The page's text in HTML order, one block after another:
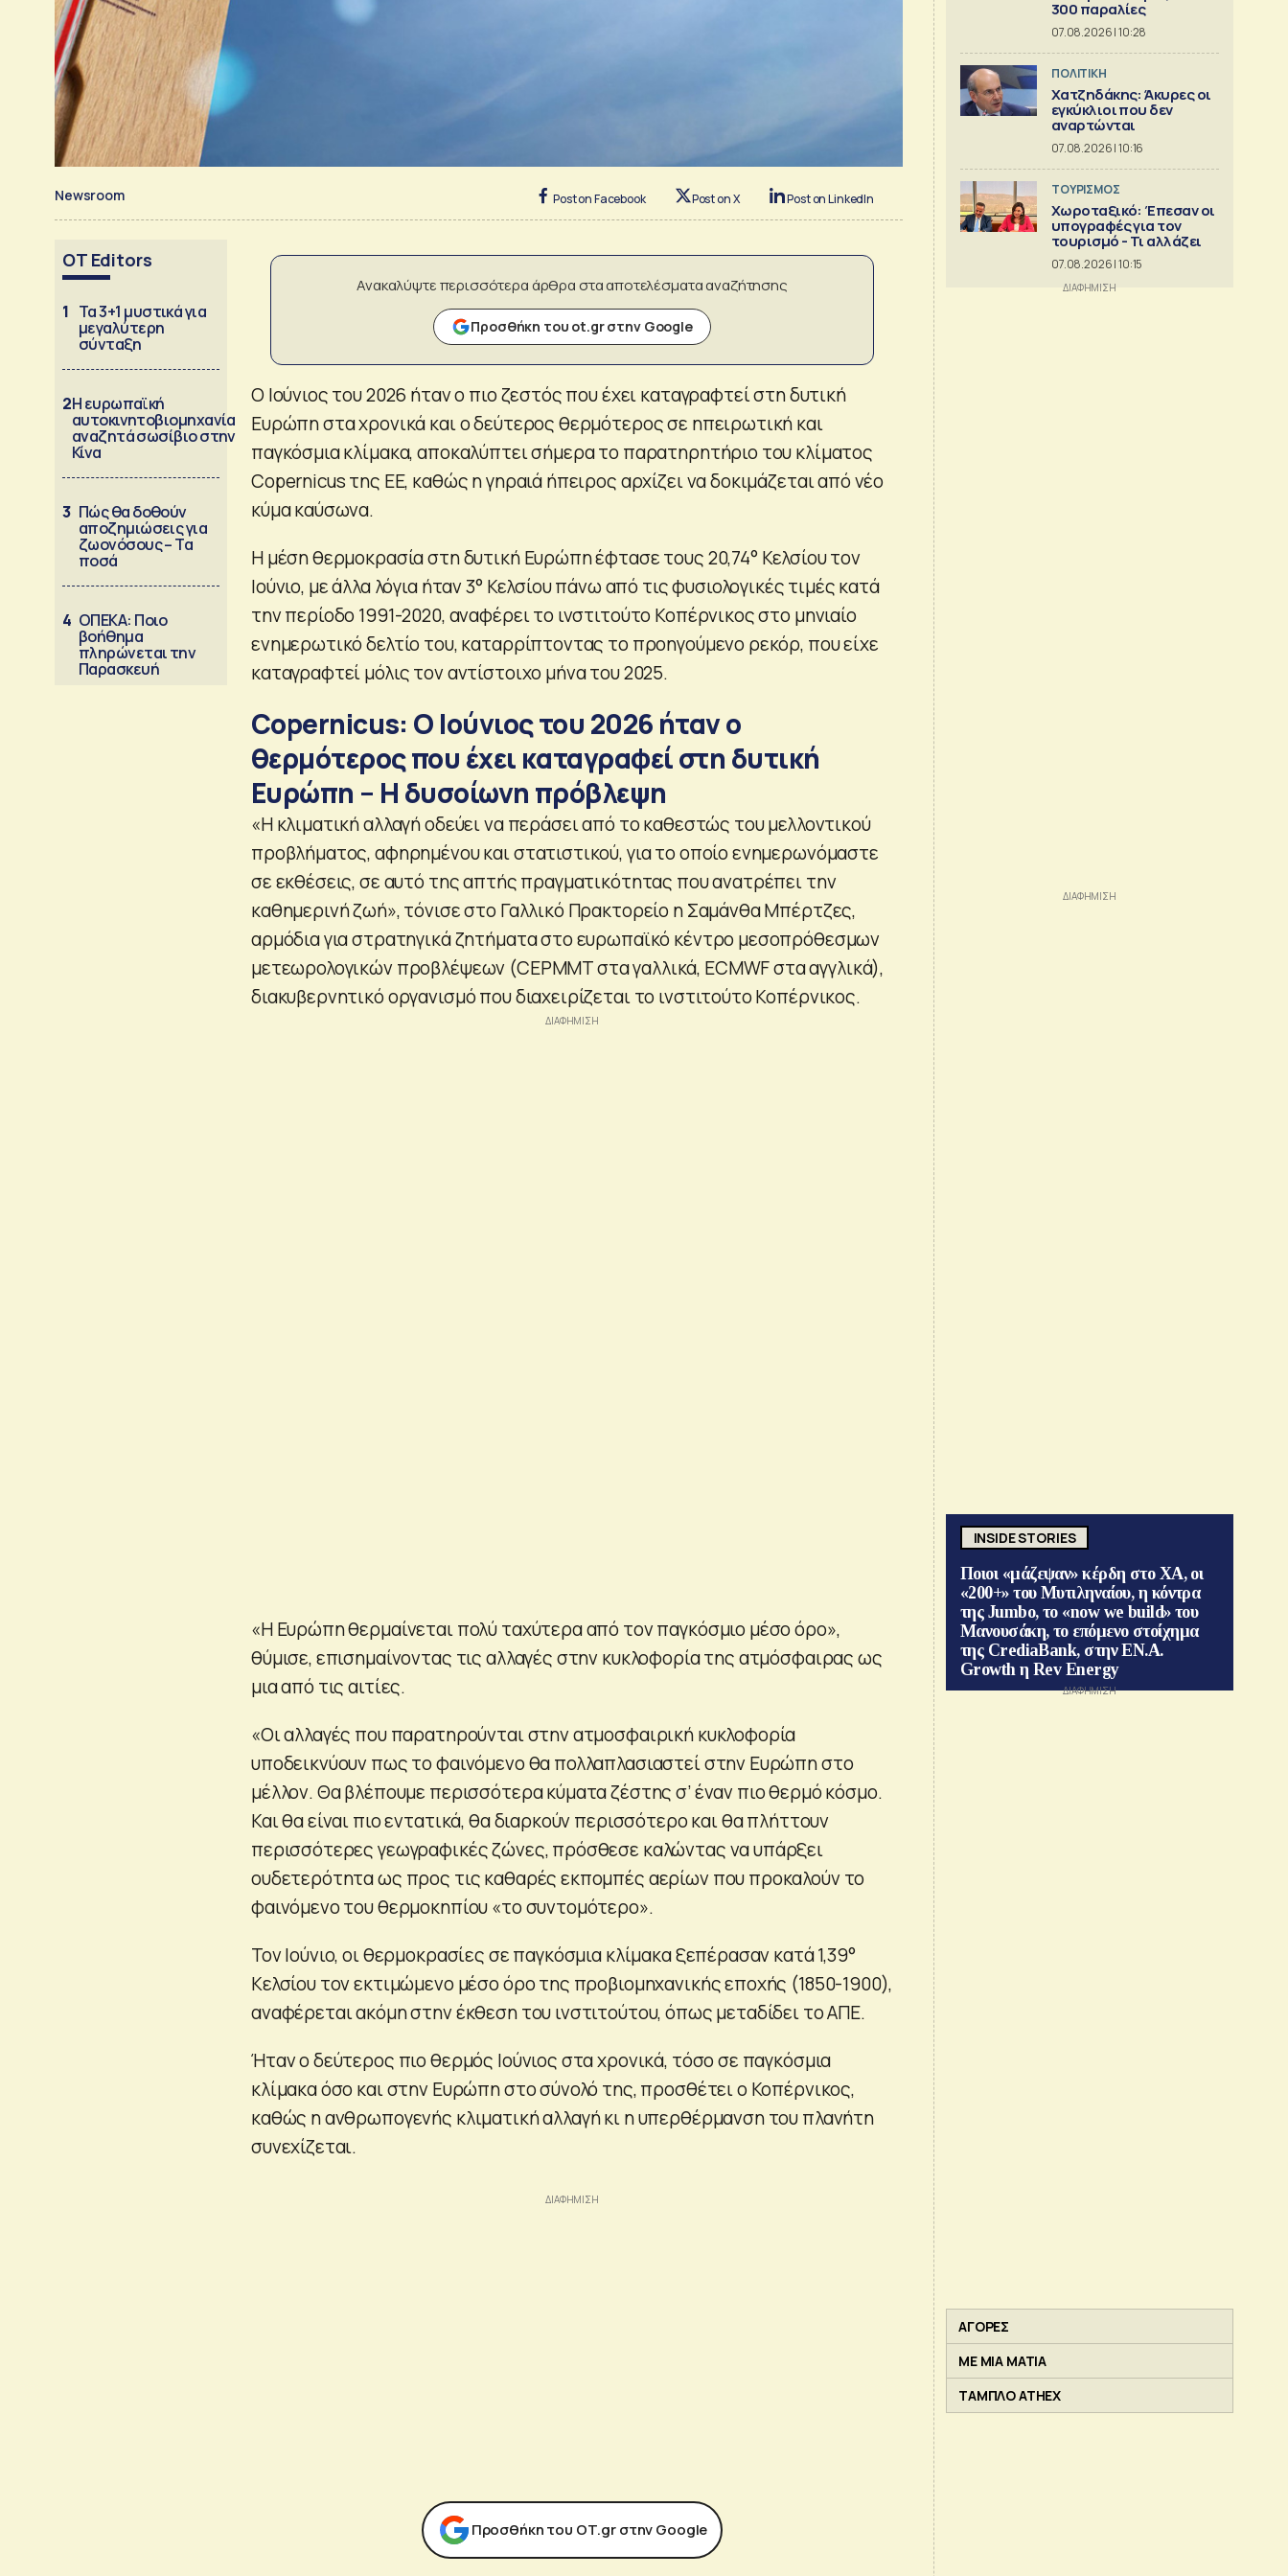
Newsroom Post on Facebook Post on X Post on LinkedIn
OT Editors
1 Τα 3+1 μυστικά για
μεγαλύτερη
σύνταξη
2Η ευρωπαϊκή
αυτοκινητοβιομηχανία
αναζητά σωσίβιο στην
Κίνα
3 Πώς θα δοθούν
αποζημιώσεις για
ζωονόσους – Τα
ποσά
4 ΟΠΕΚΑ: Ποιο
βοήθημα
πληρώνεται την
Παρασκευή
Ανακαλύψτε περισσότερα άρθρα στα αποτελέσματα αναζήτησης
Προσθήκη του ot.gr στην Google
Ο Ιούνιος του 2026 ήταν ο πιο ζεστός που έχει καταγραφτεί στη δυτική
Ευρώπη στα χρονικά και ο δεύτερος θερμότερος σε ηπειρωτική και
παγκόσμια κλίμακα, αποκαλύπτει σήμερα το παρατηρητήριο του κλίματος
Copernicus της ΕΕ, καθώς η γηραιά ήπειρος αρχίζει να δοκιμάζεται από νέο
κύμα καύσωνα.
Η μέση θερμοκρασία στη δυτική Ευρώπη έφτασε τους 20,74° Κελσίου τον
Ιούνιο, με άλλα λόγια ήταν 3° Κελσίου πάνω από τις φυσιολογικές τιμές κατά
την περίοδο 1991-2020, αναφέρει το ινστιτούτο Κοπέρνικος στο μηνιαίο
ενημερωτικό δελτίο του, καταρρίπτοντας το προηγούμενο ρεκόρ, που είχε
καταγραφτεί μόλις τον αντίστοιχο μήνα του 2025.
Copernicus: Ο Ιούνιος του 2026 ήταν ο
θερμότερος που έχει καταγραφεί στη δυτική
Ευρώπη – Η δυσοίωνη πρόβλεψη
«Η κλιματική αλλαγή οδεύει να περάσει από το καθεστώς του μελλοντικού
προβλήματος, αφηρημένου και στατιστικού, για το οποίο ενημερωνόμαστε
σε εκθέσεις, σε αυτό της απτής πραγματικότητας που ανατρέπει την
καθημερινή ζωή», τόνισε στο Γαλλικό Πρακτορείο η Σαμάνθα Μπέρτζες,
αρμόδια για στρατηγικά ζητήματα στο ευρωπαϊκό κέντρο μεσοπρόθεσμων
μετεωρολογικών προβλέψεων (CEPMMT στα γαλλικά, ECMWF στα αγγλικά),
διακυβερνητικό οργανισμό που διαχειρίζεται το ινστιτούτο Κοπέρνικος.
«Η Ευρώπη θερμαίνεται πολύ ταχύτερα από τον παγκόσμιο μέσο όρο»,
θύμισε, επισημαίνοντας τις αλλαγές στην κυκλοφορία της ατμόσφαιρας ως
μια από τις αιτίες.
«Οι αλλαγές που παρατηρούνται στην ατμοσφαιρική κυκλοφορία
υποδεικνύουν πως το φαινόμενο θα πολλαπλασιαστεί στην Ευρώπη στο
μέλλον. Θα βλέπουμε περισσότερα κύματα ζέστης σ’ έναν πιο θερμό κόσμο.
Και θα είναι πιο εντατικά, θα διαρκούν περισσότερο και θα πλήττουν
περισσότερες γεωγραφικές ζώνες, πρόσθεσε καλώντας να υπάρξει
ουδετερότητα ως προς τις καθαρές εκπομπές αερίων που προκαλούν το
φαινόμενο του θερμοκηπίου «το συντομότερο».
Τον Ιούνιο, οι θερμοκρασίες σε παγκόσμια κλίμακα ξεπέρασαν κατά 1,39°
Κελσίου τον εκτιμώμενο μέσο όρο της προβιομηχανικής εποχής (1850-1900),
αναφέρεται ακόμη στην έκθεση του ινστιτούτου, όπως μεταδίδει το ΑΠΕ.
Ήταν ο δεύτερος πιο θερμός Ιούνιος στα χρονικά, τόσο σε παγκόσμια
κλίμακα όσο και στην Ευρώπη στο σύνολό της, προσθέτει ο Κοπέρνικος,
καθώς η ανθρωπογενής κλιματική αλλαγή κι η υπερθέρμανση του πλανήτη
συνεχίζεται.
Προσθήκη του ΟΤ.gr στην Google
300 παραλίες
07.08.2026 | 10:28
ΠΟΛΙΤΙΚΗ
Χατζηδάκης: Άκυρες οι
εγκύκλιοι που δεν
αναρτώνται
07.08.2026 | 10:16
ΤΟΥΡΙΣΜΟΣ
Χωροταξικό: Έπεσαν οι
υπογραφές για τον
τουρισμό - Τι αλλάζει
07.08.2026 | 10:15
INSIDE STORIES
Ποιοι «μάζεψαν» κέρδη στο ΧΑ, οι
«200+» του Μυτιληναίου, η κόντρα
της Jumbo, το «now we build» του
Μανουσάκη, το επόμενο στοίχημα
της CrediaBank, στην ΕΝ.Α.
Growth η Rev Energy
ΑΓΟΡΕΣ
ΜΕ ΜΙΑ ΜΑΤΙΑ
ΤΑΜΠΛΟ ATHEX